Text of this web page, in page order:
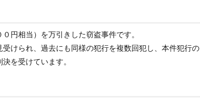
円相当）を万引きした窃盗事件です。
けられ、過去にも同様の犯行を複数回犯し、本件犯行の
を受けています。